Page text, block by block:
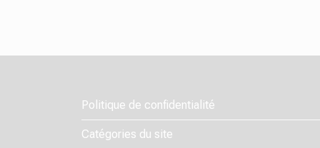
Politique de confidentialité
Catégories du site